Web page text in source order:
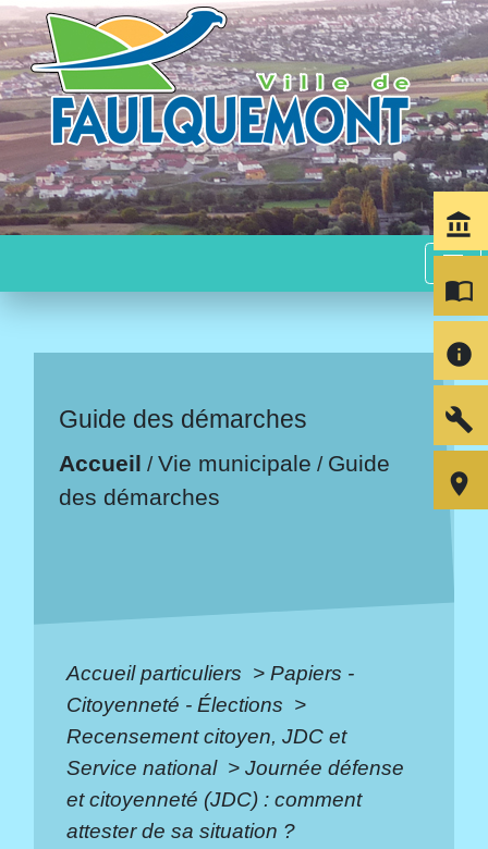
menu
Guide des démarches
Accueil /Vie municipale / Guide
des démarches
Accueil particuliers > Papiers -
Citoyenneté - Élections >
Recensement citoyen, JDC et
Service national > Journée défense
et citoyenneté (JDC) : comment
attester de sa situation ?
account_balance
import_contacts
info
build
room